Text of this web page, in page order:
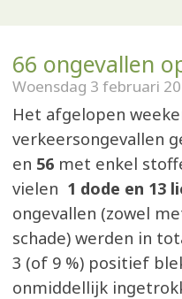
66 ongevallen
Woensdag 3 februari
Het afgelopen
verkeersongevallen
en 56 met enkel
vielen 1 dode en 13
ongevallen (zowel
schade) werden in
3 (of 9 %) positief
onmiddellijk